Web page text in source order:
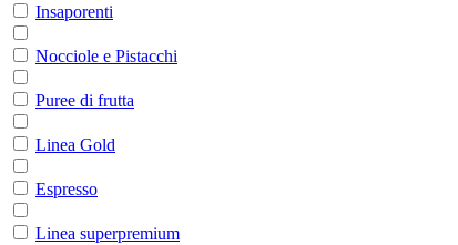
Insaporenti
Nocciole e Pistacchi
Puree di frutta
Linea Gold
Espresso
Linea superpremium